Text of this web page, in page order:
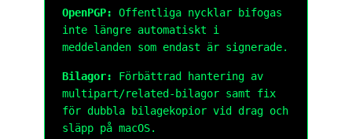
OpenPGP:
Offentliga nycklar bifogas
inte längre automatiskt i
meddelanden som endast är signerade.
Bilagor:
Förbättrad hantering av
multipart/related-bilagor samt fix
för dubbla bilagekopior vid drag och
släpp på macOS.